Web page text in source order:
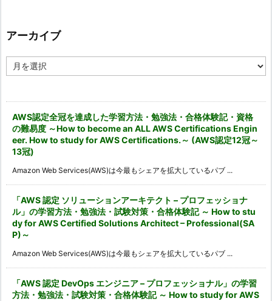
ー
アーカイブ
ー
AWS認定全冠を達成した学習方法・勉強法・合格体験記・資格
の難易度 ～How to become an ALL AWS Certifications Engin
eer. How to study for AWS Certifications.～ (AWS認定12冠～
13冠)
Amazon Web Services(AWS)は今最もシェアを拡大しているパブ ...
「AWS 認定 ソリューションアーキテクト – プロフェッショナ
ル」の学習方法・勉強法・試験対策・合格体験記 ～ How to stu
dy for AWS Certified Solutions Architect – Professional(SA
P)～
Amazon Web Services(AWS)は今最もシェアを拡大しているパブ ...
「AWS 認定 DevOps エンジニア – プロフェッショナル」の学習
方法・勉強法・試験対策・合格体験記 ～ How to study for AWS